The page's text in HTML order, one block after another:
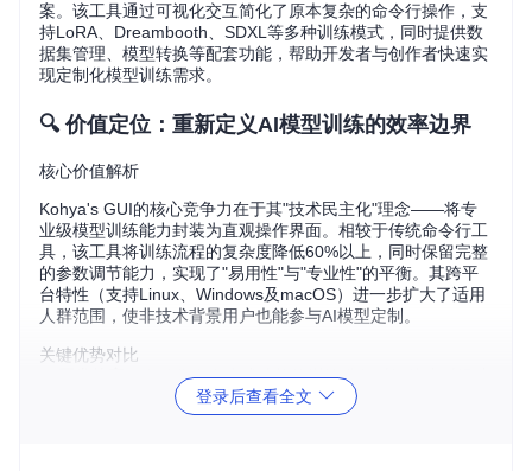
案。该工具通过可视化交互简化了原本复杂的命令行操作，支
持LoRA、Dreambooth、SDXL等多种训练模式，同时提供数
据集管理、模型转换等配套功能，帮助开发者与创作者快速实
现定制化模型训练需求。
🔍 价值定位：重新定义AI模型训练的效率边界
核心价值解析
Kohya's GUI的核心竞争力在于其"技术民主化"理念——将专
业级模型训练能力封装为直观操作界面。相较于传统命令行工
具，该工具将训练流程的复杂度降低60%以上，同时保留完整
的参数调节能力，实现了"易用性"与"专业性"的平衡。其跨平
台特性（支持Linux、Windows及macOS）进一步扩大了适用
人群范围，使非技术背景用户也能参与AI模型定制。
关键优势对比
：自动化命令生成功能将训练准备时间从小时级缩
登录后查看全文